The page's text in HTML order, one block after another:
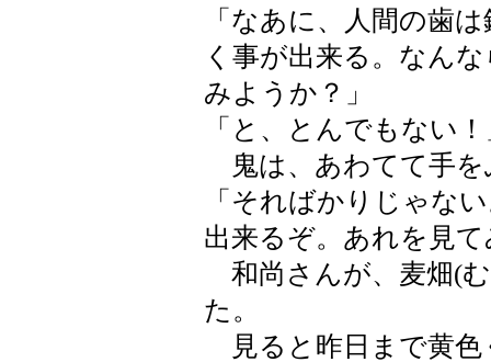
「なあに、人間の歯
く事が出来る。なん
みようか？」
「と、とんでもない
鬼は、あわてて手を
「そればかりじゃな
出来るぞ。あれを見
和尚さんが、麦畑(
た。
見ると昨日まで黄色